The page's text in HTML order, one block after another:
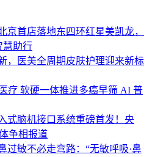
京首店落地东四环红星美凯龙，
慧助行
，医美全周期皮肤护理迎来新标
疗 软硬一体推进多癌早筛 AI 普
式脑机接口系统重磅首发！央
争相报道
过敏不必走弯路：“无敏呼吸·鼻